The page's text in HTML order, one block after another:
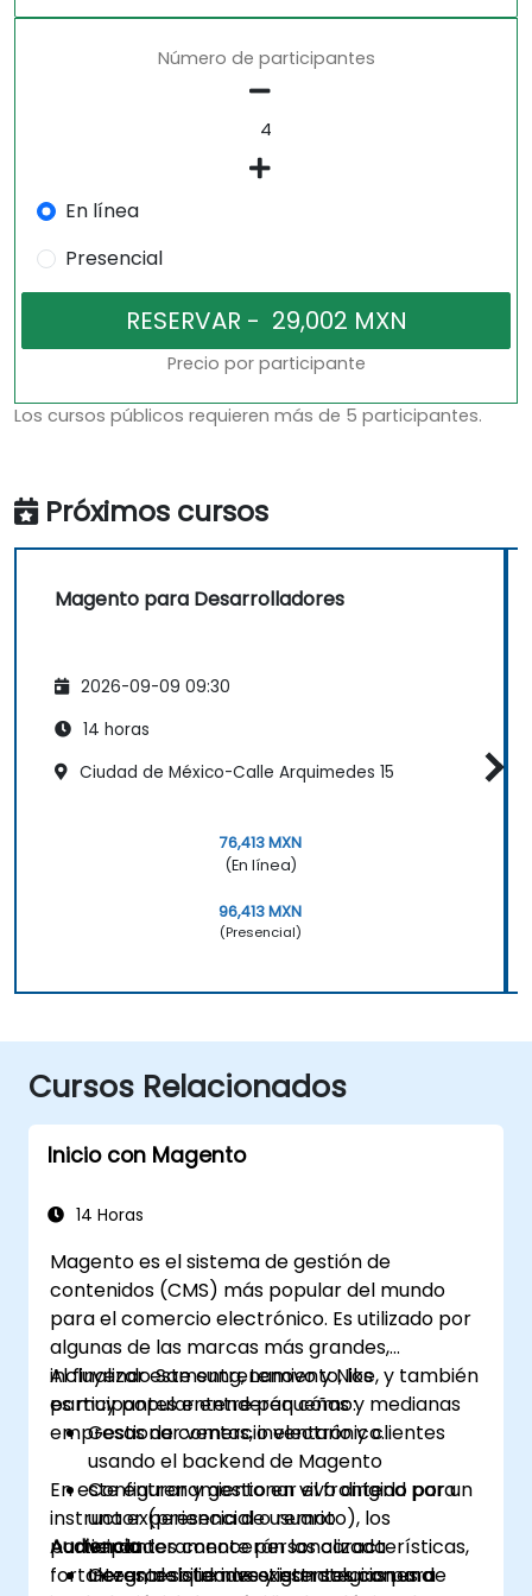
Número de participantes
En línea
Presencial
Precio por participante
Los cursos públicos requieren más de 5 participantes.
Próximos cursos
Magento para Desarrolladores
2026-09-09 09:30
14 horas
Ciudad de México-Calle Arquimedes 15
76,413 MXN
(En línea)
96,413 MXN
(Presencial)
Cursos Relacionados
Inicio con Magento
14 Horas
Magento es el sistema de gestión de
contenidos (CMS) más popular del mundo
para el comercio electrónico. Es utilizado por
algunas de las marcas más grandes,
incluyendo Samsung, Lenovo y Nike, y también
es muy popular entre pequeñas y medianas
empresas de comercio electrónico.
En este entrenamiento en vivo dirigido por un
instructor (presencial o remoto), los
participantes conocerán las características,
fortalezas, debilidades y estrategias para
Al finalizar este entrenamiento, los
participantes entenderán cómo:
Gestionar ventas, inventario y clientes
usando el backend de Magento
Configurar y gestionar el frontend para
una experiencia de usuario
verdaderamente personalizada
Integrar sistemas existentes con una
Audiencia
Gerentes que investigan soluciones de